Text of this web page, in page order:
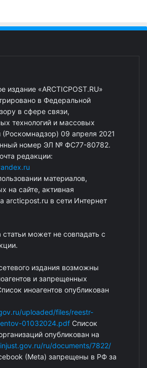
издание «ARCTICPOST.RU»
в Федеральной
в сфере связи,
технологий и массовых
09 апреля 2021
номер ЭЛ № ФС77-80782.
редакции:
материалов,
на сайте, активная
arcticpost.ru в сети Интернет
может не совпадать с
издания возможны
и запрещенных
иноагентов опубликован
uploaded/files/reestr-
01032024.pdf Список
опубликован на
ru/documents/7822/
(Metа) запрещены в РФ за